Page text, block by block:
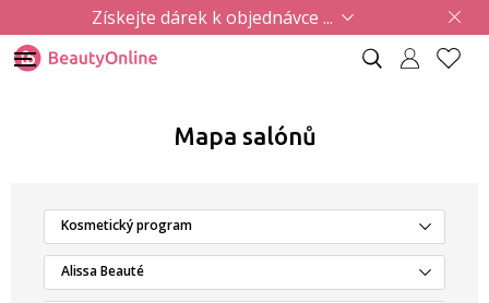
Získejte dárek k objednávce ...
Mapa salónů
Kosmetický program
Alissa Beauté